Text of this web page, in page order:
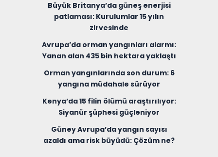
Büyük Britanya’da güneş enerjisi
patlaması: Kurulumlar 15 yılın
zirvesinde
Avrupa’da orman yangınları alarmı:
Yanan alan 435 bin hektara yaklaştı
Orman yangınlarında son durum: 6
yangına müdahale sürüyor
Kenya’da 15 filin ölümü araştırılıyor:
Siyanür şüphesi güçleniyor
Güney Avrupa’da yangın sayısı
azaldı ama risk büyüdü: Çözüm ne?